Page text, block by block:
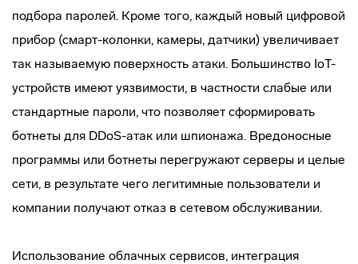
подбора паролей. Кроме того, каждый новый цифровой
прибор (смарт-колонки, камеры, датчики) увеличивает
так называемую поверхность атаки. Большинство IoT-
устройств имеют уязвимости, в частности слабые или
стандартные пароли, что позволяет сформировать
ботнеты для DDoS-атак или шпионажа. Вредоносные
программы или ботнеты перегружают серверы и целые
сети, в результате чего легитимные пользователи и
компании получают отказ в сетевом обслуживании.
Использование облачных сервисов, интеграция